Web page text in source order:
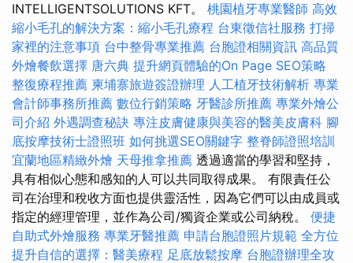
INTELLIGENTSOLUTIONS KFT。 桃園植牙專業醫師 高效
縮小毛孔的解決方案：縮小毛孔療程 台東徵信社服務 打掃
家裡的注意事項 台中整骨專業推薦 台胞證相關資訊 高品質
外燴餐飲選擇 唐六典 提升網頁體驗的On Page SEO策略
整復療程推薦 柬埔寨旅遊簽證辦理 人工植牙技術解析 專業
會計師事務所推薦 數位行銷策略 牙醫診所推薦 專業外燴公
司介紹 外遇調查秘訣 專注皮膚健康與美容的醫美皮膚科 腳
底按摩技術士證照班 如何挑選SEO關鍵字 整脊師證照培訓
宜蘭地區精緻外燴 天母推拿推薦 透過適當的學習和堅持，
具有相似心態和感知的人可以共同取得成果。 有限責任公
司在治理和稅收方面也提供靈活性，因為它們可以由成員或
指定的經理管理，並作為公司/獨資企業或公司納稅。 便捷
自助式外燴服務 專業牙醫推薦 申請台胞證照片規範 全方位
提升自信的選擇：醫美療程 足底放鬆按摩 台胞證辦理全攻